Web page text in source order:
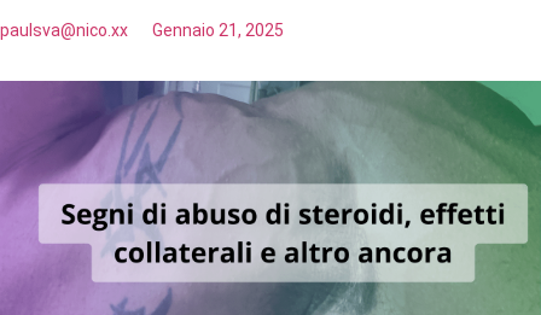
paulsva@nico.xx Gennaio 21, 2025